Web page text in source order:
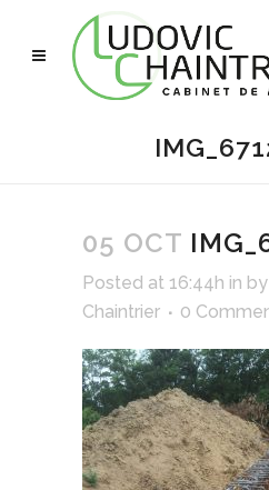
05 OCT
Posted at 16:44h in by
Chaintrier
0